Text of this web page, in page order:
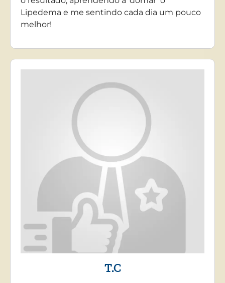
Lipedema e me sentindo cada dia um pouco
melhor!
T.C